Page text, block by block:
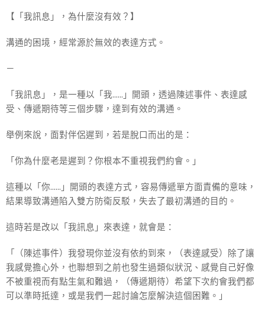
【「我訊息」，為什麼沒有效？】
溝通的困境，經常源於無效的表達方式。
－
「我訊息」，是一種以「我……」開頭，透過陳述事件、表達感
受、傳遞期待等三個步驟，達到有效的溝通。
舉例來說，面對伴侶遲到，若是脫口而出的是：
「你為什麼老是遲到？你根本不重視我們約會。」
這種以「你……」開頭的表達方式，容易傳遞單方面責備的意味，
結果導致溝通陷入雙方防衛反駁，失去了最初溝通的目的。
這時若是改以「我訊息」來表達，就會是：
「（陳述事件）我發現你並沒有依約到來，（表達感受）除了讓
我感覺擔心外，也聯想到之前也發生過類似狀況、感覺自己好像
不被重視而有點生氣和難過，（傳遞期待）希望下次約會我們都
可以準時抵達，或是我們一起討論怎麼解決這個困難。」